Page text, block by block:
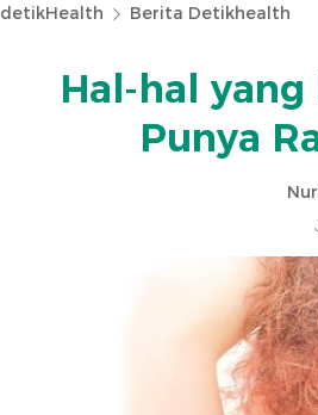
detikHealth Berita Detikhealth
Hal-hal
Punya